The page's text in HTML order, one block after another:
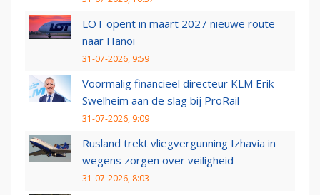
LOT opent in maart 2027 nieuwe route
naar Hanoi
31-07-2026, 9:59
Voormalig financieel directeur KLM Erik
Swelheim aan de slag bij ProRail
31-07-2026, 9:09
Rusland trekt vliegvergunning Izhavia in
wegens zorgen over veiligheid
31-07-2026, 8:03